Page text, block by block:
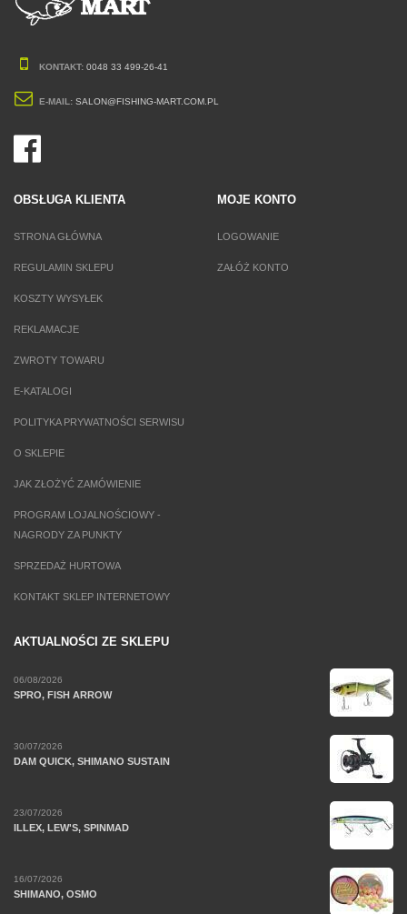
KONTAKT: 0048 33 499-26-41
E-MAIL: SALON@FISHING-MART.COM.PL
OBSŁUGA KLIENTA
STRONA GŁÓWNA
REGULAMIN SKLEPU
KOSZTY WYSYŁEK
REKLAMACJE
ZWROTY TOWARU
E-KATALOGI
POLITYKA PRYWATNOŚCI SERWISU
O SKLEPIE
JAK ZŁOŻYĆ ZAMÓWIENIE
PROGRAM LOJALNOŚCIOWY -
NAGRODY ZA PUNKTY
SPRZEDAŻ HURTOWA
KONTAKT SKLEP INTERNETOWY
MOJE KONTO
LOGOWANIE
ZAŁÓŻ KONTO
AKTUALNOŚCI ZE SKLEPU
06/08/2026
SPRO, FISH ARROW
30/07/2026
DAM QUICK, SHIMANO SUSTAIN
23/07/2026
ILLEX, LEW'S, SPINMAD
16/07/2026
SHIMANO, OSMO